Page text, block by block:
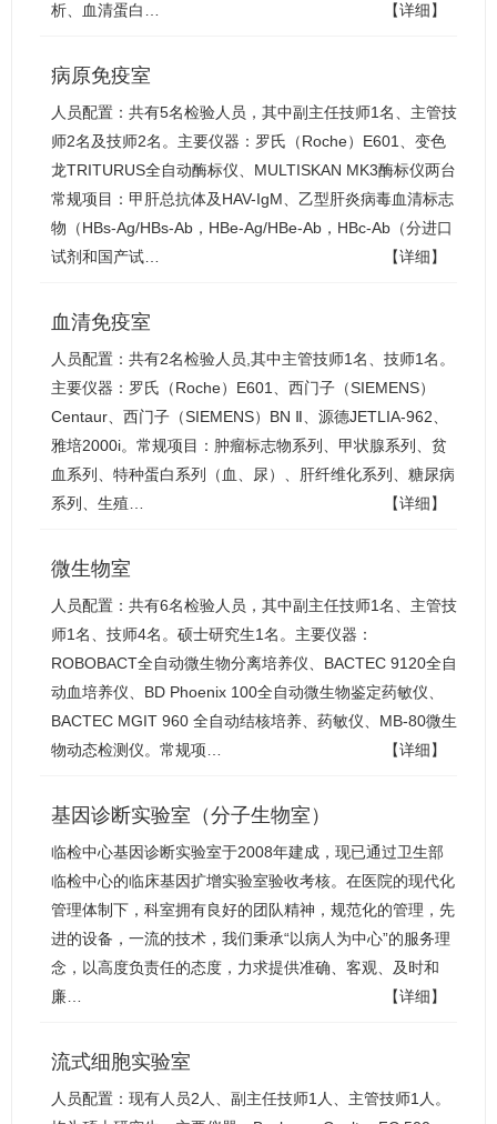
析、血清蛋白…
【详细】
病原免疫室
人员配置：共有5名检验人员，其中副主任技师1名、主管技
师2名及技师2名。主要仪器：罗氏（Roche）E601、变色
龙TRITURUS全自动酶标仪、MULTISKAN MK3酶标仪两台
常规项目：甲肝总抗体及HAV-IgM、乙型肝炎病毒血清标志
物（HBs-Ag/HBs-Ab，HBe-Ag/HBe-Ab，HBc-Ab（分进口
试剂和国产试…
【详细】
血清免疫室
人员配置：共有2名检验人员,其中主管技师1名、技师1名。
主要仪器：罗氏（Roche）E601、西门子（SIEMENS）
Centaur、西门子（SIEMENS）BN Ⅱ、源德JETLIA-962、
雅培2000i。常规项目：肿瘤标志物系列、甲状腺系列、贫
血系列、特种蛋白系列（血、尿）、肝纤维化系列、糖尿病
系列、生殖…
【详细】
微生物室
人员配置：共有6名检验人员，其中副主任技师1名、主管技
师1名、技师4名。硕士研究生1名。主要仪器：
ROBOBACT全自动微生物分离培养仪、BACTEC 9120全自
动血培养仪、BD Phoenix 100全自动微生物鉴定药敏仪、
BACTEC MGIT 960 全自动结核培养、药敏仪、MB-80微生
物动态检测仪。常规项…
【详细】
基因诊断实验室（分子生物室）
临检中心基因诊断实验室于2008年建成，现已通过卫生部
临检中心的临床基因扩增实验室验收考核。在医院的现代化
管理体制下，科室拥有良好的团队精神，规范化的管理，先
进的设备，一流的技术，我们秉承“以病人为中心”的服务理
念，以高度负责任的态度，力求提供准确、客观、及时和
廉…
【详细】
流式细胞实验室
人员配置：现有人员2人、副主任技师1人、主管技师1人。